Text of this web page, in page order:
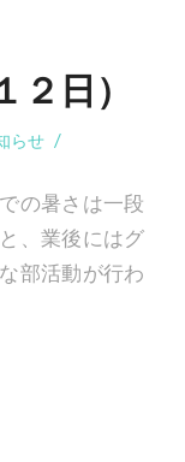
日）
らせ /
の暑さは一段
、業後にはグ
部活動が行わ